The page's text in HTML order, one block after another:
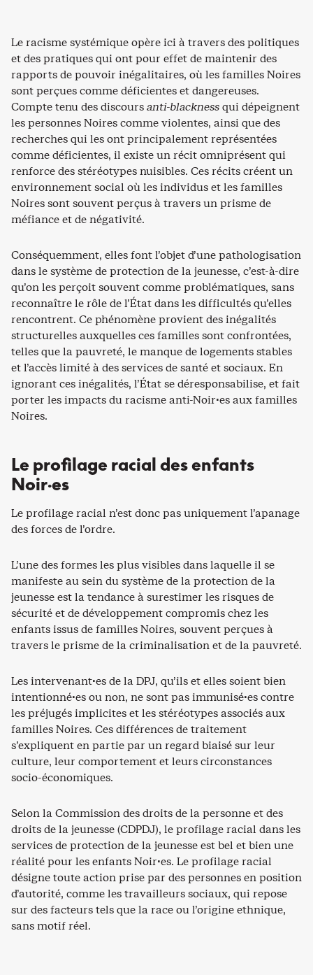
Le racisme systémique opère ici à travers des politiques
et des pratiques qui ont pour effet de maintenir des
rapports de pouvoir inégalitaires, où les familles Noires
sont perçues comme déficientes et dangereuses.
Compte tenu des discoursanti-blacknessqui dépeignent
les personnes Noires comme violentes, ainsi que des
recherches qui les ont principalement représentées
comme déficientes, il existe un récit omniprésent qui
renforce des stéréotypes nuisibles. Ces récits créent un
environnement social où les individus et les familles
Noires sont souvent perçus à travers un prisme de
méfiance et de négativité.
Conséquemment, elles font l’objet d’une pathologisation
dans le système de protection de la jeunesse, c’est-à-dire
qu’on les perçoit souvent comme problématiques, sans
reconnaître le rôle de l’État dans les difficultés qu’elles
rencontrent. Ce phénomène provient des inégalités
structurelles auxquelles ces familles sont confrontées,
telles que la pauvreté, le manque de logements stables
et l’accès limité à des services de santé et sociaux. En
ignorant ces inégalités, l’État se déresponsabilise, et fait
porter les impacts du racisme anti-Noir·es aux familles
Noires.
Le profilage racial des enfants
Noir·es
Le profilage racial n’est donc pas uniquement l’apanage
des forces de l’ordre.
L’une des formes les plus visibles dans laquelle il se
manifeste au sein du système de la protection de la
jeunesse est la tendance à surestimer les risques de
sécurité et de développement compromis chez les
enfants issus de familles Noires, souvent perçues à
travers le prisme de la criminalisation et de la pauvreté.
Les intervenant·es de la DPJ, qu’ils et elles soient bien
intentionné·es ou non, ne sont pas immunisé·es contre
les préjugés implicites et les stéréotypes associés aux
familles Noires. Ces différences de traitement
s’expliquent en partie par un regard biaisé sur leur
culture, leur comportement et leurs circonstances
socio-économiques.
Selon la Commission des droits de la personne et des
droits de la jeunesse (CDPDJ), le profilage racial dans les
services de protection de la jeunesse est bel et bien une
réalité pour les enfants Noir·es. Le profilage racial
désigne toute action prise par des personnes en position
d’autorité, comme les travailleurs sociaux, qui repose
sur des facteurs tels que la race ou l’origine ethnique,
sans motif réel.